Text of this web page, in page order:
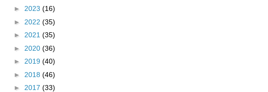
► 2023 (16)
► 2022 (35)
► 2021 (35)
► 2020 (36)
► 2019 (40)
► 2018 (46)
► 2017 (33)